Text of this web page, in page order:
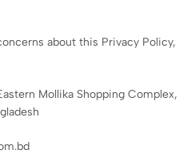
about this Privacy Policy,
Mollika Shopping Complex,